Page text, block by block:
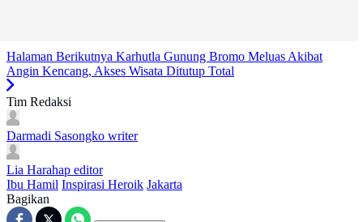
Halaman Berikutnya Karhutla Gunung Bromo Meluas Akibat
Angin Kencang, Akses Wisata Ditutup Total
Tim Redaksi
Darmadi Sasongko writer
Lia Harahap editor
Ibu Hamil Inspirasi Heroik Jakarta
Bagikan